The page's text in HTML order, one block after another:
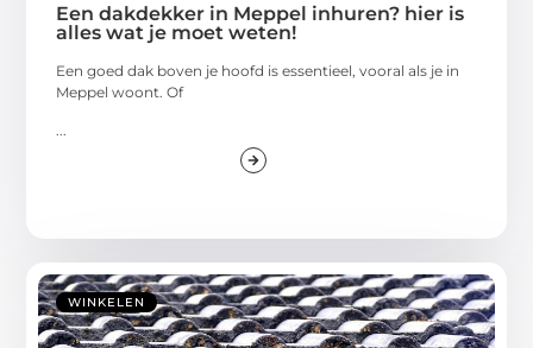
Een dakdekker in Meppel inhuren? hier is
alles wat je moet weten!
Een goed dak boven je hoofd is essentieel, vooral als je in
Meppel woont. Of
...
WINKELEN